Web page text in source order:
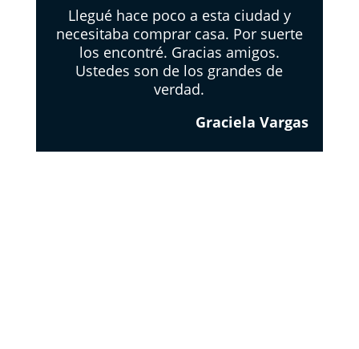
Llegué hace poco a esta ciudad y
necesitaba comprar casa. Por suerte
los encontré. Gracias amigos.
Ustedes son de los grandes de
verdad.
Graciela Vargas